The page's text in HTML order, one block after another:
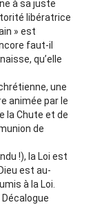
à sa juste
libératrice
» est
faut-il
qu’elle
une
animée par le
la Chute et de
de
!), la Loi est
est au-
à la Loi.
Décalogue